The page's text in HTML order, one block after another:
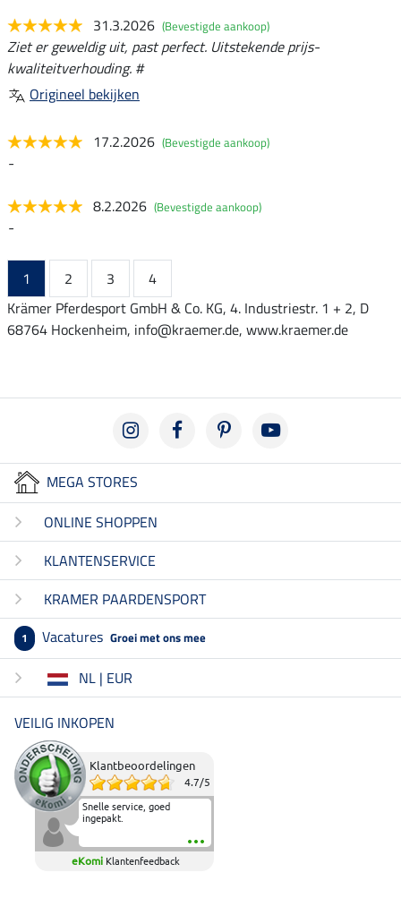
31.3.2026 (Bevestigde aankoop)
Ziet er geweldig uit, past perfect. Uitstekende prijs-
kwaliteitverhouding. #
Origineel bekijken
17.2.2026 (Bevestigde aankoop)
-
8.2.2026 (Bevestigde aankoop)
-
1 2 3
4
Krämer Pferdesport GmbH & Co. KG, 4. Industriestr. 1 + 2, D
68764 Hockenheim, info@kraemer.de, www.kraemer.de
MEGA STORES
ONLINE SHOPPEN
KLANTENSERVICE
KRAMER PAARDENSPORT
1 Vacatures Groei met ons mee
NL | EUR
VEILIG INKOPEN
Klantbeoordelingen
4.7/5
Snelle service, goed
ingepakt.
eKomi Klantenfeedback